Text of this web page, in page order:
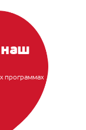
наш
программах